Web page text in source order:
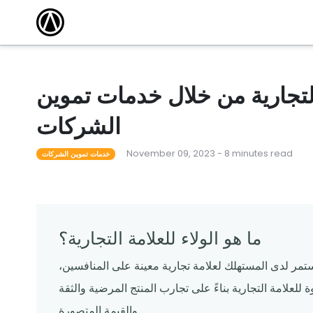
التجارية من خلال خدمات تموين
الشركات
خدمات تموين الشركات November 09, 2023 - 8 minutes read
ما هو الولاء للعلامة التجارية؟
لدى المستهلك لعلامة تجارية معينة على المنافسين،
التجارية بناءً على تجارب المنتج المرضية والثقة